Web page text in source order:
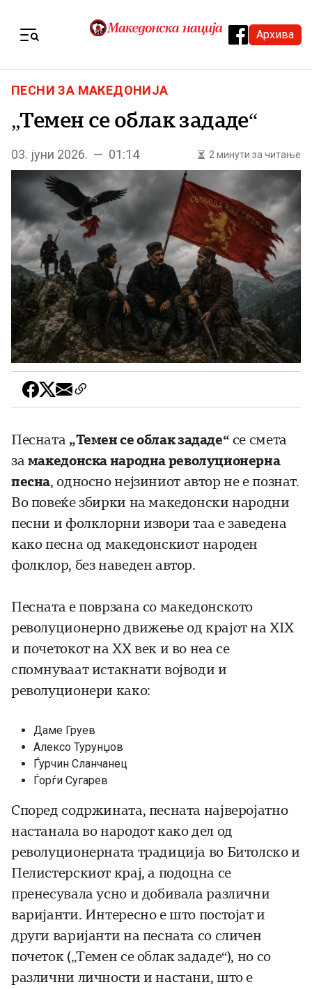
Архива
ПЕСНИ ЗА МАКЕДОНИЈА
„Темен се облак зададе“
03. јуни 2026. — 01:14 2 минути за читање
Песната „Темен се облак зададе“ се смета
замакедонска народна револуционерна
песна, односно нејзиниот автор не е познат.
Во повеќе збирки на македонски народни
песни и фолклорни извори таа е заведена
како песна од македонскиот народен
фолклор, без наведен автор.
Песната е поврзана со македонското
револуционерно движење од крајот на XIX
и почетокот на XX век и во неа се
спомнуваат истакнати војводи и
револуционери како:
Даме Груев
Алексо Турунџов
Ѓурчин Сланчанец
Ѓорѓи Сугарев
Според содржината, песната најверојатно
настанала во народот како дел од
револуционерната традиција во Битолско и
Пелистерскиот крај, а подоцна се
пренесувала усно и добивала различни
варијанти. Интересно е што постојат и
други варијанти на песната со сличен
почеток („Темен се облак зададе“), но со
различни личности и настани, што е